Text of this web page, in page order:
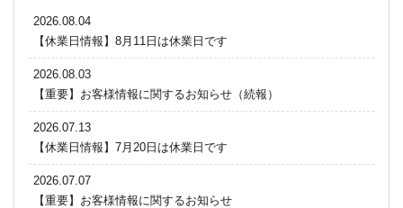
2026.08.04
【休業日情報】8月11日は休業日です
2026.08.03
【重要】お客様情報に関するお知らせ（続報）
2026.07.13
【休業日情報】7月20日は休業日です
2026.07.07
【重要】お客様情報に関するお知らせ